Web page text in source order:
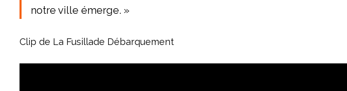
notre ville émerge. »
Clip de La Fusillade Débarquement